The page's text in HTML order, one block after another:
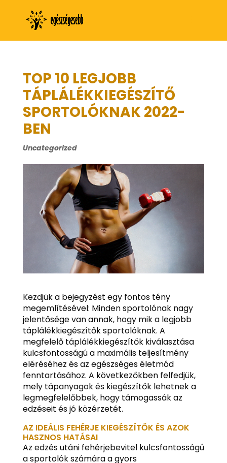
TOP 10 LEGJOBB
TÁPLÁLÉKKIEGÉSZÍTŐ
SPORTOLÓKNAK 2022-
BEN
Uncategorized
Kezdjük a bejegyzést egy fontos tény
megemlítésével: Minden sportolónak nagy
jelentősége van annak, hogy mik a legjobb
táplálékkiegészítők sportolóknak. A
megfelelő táplálékkiegészítők kiválasztása
kulcsfontosságú a maximális teljesítmény
eléréséhez és az egészséges életmód
fenntartásához. A következőkben felfedjük,
mely tápanyagok és kiegészítők lehetnek a
legmegfelelőbbek, hogy támogassák az
edzéseit és jó közérzetét.
AZ IDEÁLIS FEHÉRJE KIEGÉSZÍTŐK ÉS AZOK
HASZNOS HATÁSAI
Az edzés utáni fehérjebevitel kulcsfontosságú
a sportolók számára a gyors